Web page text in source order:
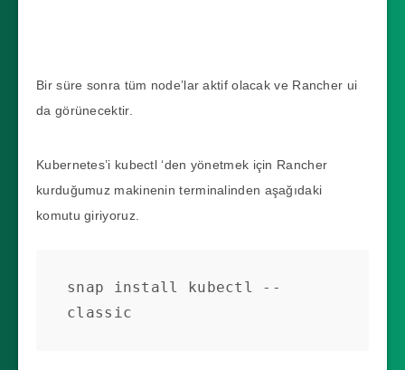
Bir süre sonra tüm node’lar aktif olacak ve Rancher ui
da görünecektir.
Kubernetes’i kubectl ‘den yönetmek için Rancher
kurduğumuz makinenin terminalinden aşağıdaki
komutu giriyoruz.
snap install kubectl --
classic